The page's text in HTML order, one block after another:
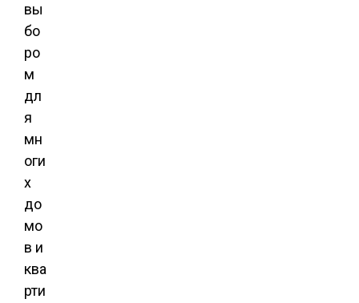
вы
бо
ро
м
дл
я
мн
оги
х
до
мо
в и
ква
рти